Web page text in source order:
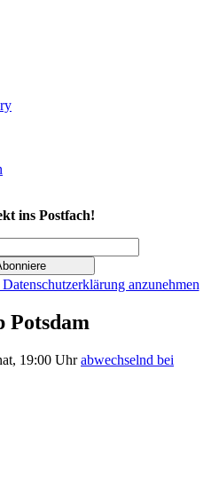
ins Postfach!
anzunehmen
Potsdam
19:00 Uhrabwechselnd bei